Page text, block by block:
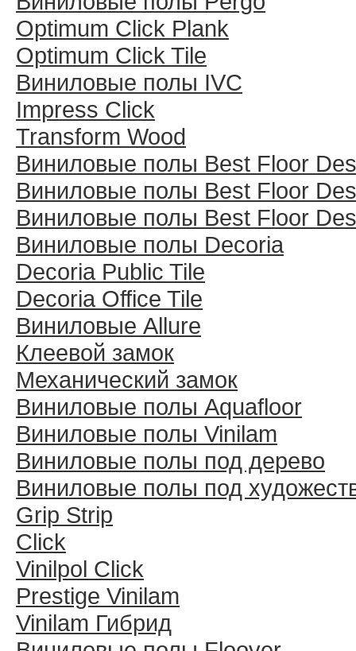
Optimum Click Plank
Optimum Click Tile
Виниловые полы IVC
Impress Click
Transform Wood
Виниловые полы Best Floor
Виниловые полы Best Floor
Виниловые полы Best Floor
Виниловые полы Decoria
Decoria Public Tile
Decoria Office Tile
Виниловые Allure
Клеевой замок
Механический замок
Виниловые полы Aquafloor
Виниловые полы Vinilam
Виниловые полы под дерево
Виниловые полы под
Grip Strip
Click
Vinilpol Click
Prestige Vinilam
Vinilam Гибрид